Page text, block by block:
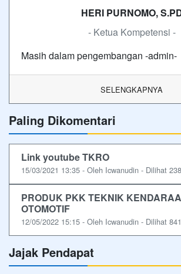
HERI PURNOMO,
- Ketua Kompetensi -
Masih dalam pengembangan -admin-
SELENGKAPNYA
Paling Dikomentari
Link youtube TKRO
15/03/2021 13:35 - Oleh Icwanudin - Dilihat
PRODUK PKK TEKNIK
OTOMOTIF
12/05/2022 15:15 - Oleh Icwanudin - Dilihat
Jajak Pendapat